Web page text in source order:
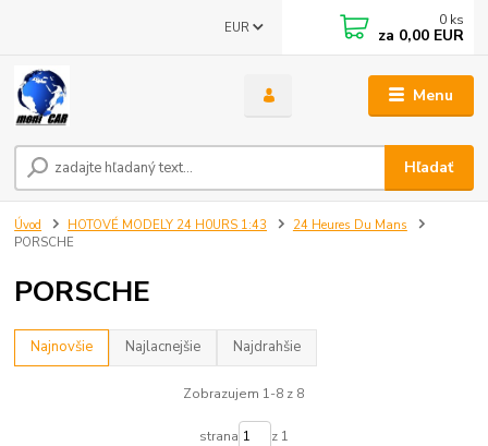
Menu
EUR
Hľadať
0 ks
za 0,00 EUR
Úvod HOTOVÉ MODELY 24 H0URS 1:43
24 Heures Du Mans
PORSCHE
PORSCHE
Najnovšie Najlacnejšie Najdrahšie
Zobrazujem 1-8 z 8
strana z 1